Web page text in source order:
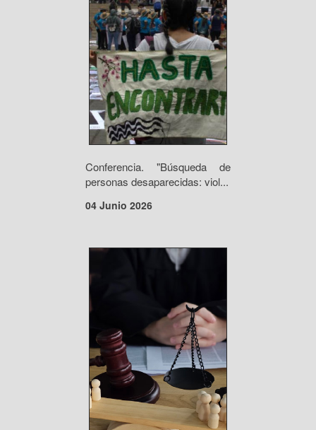
Conferencia. "Búsqueda de
personas desaparecidas: viol...
04 Junio 2026